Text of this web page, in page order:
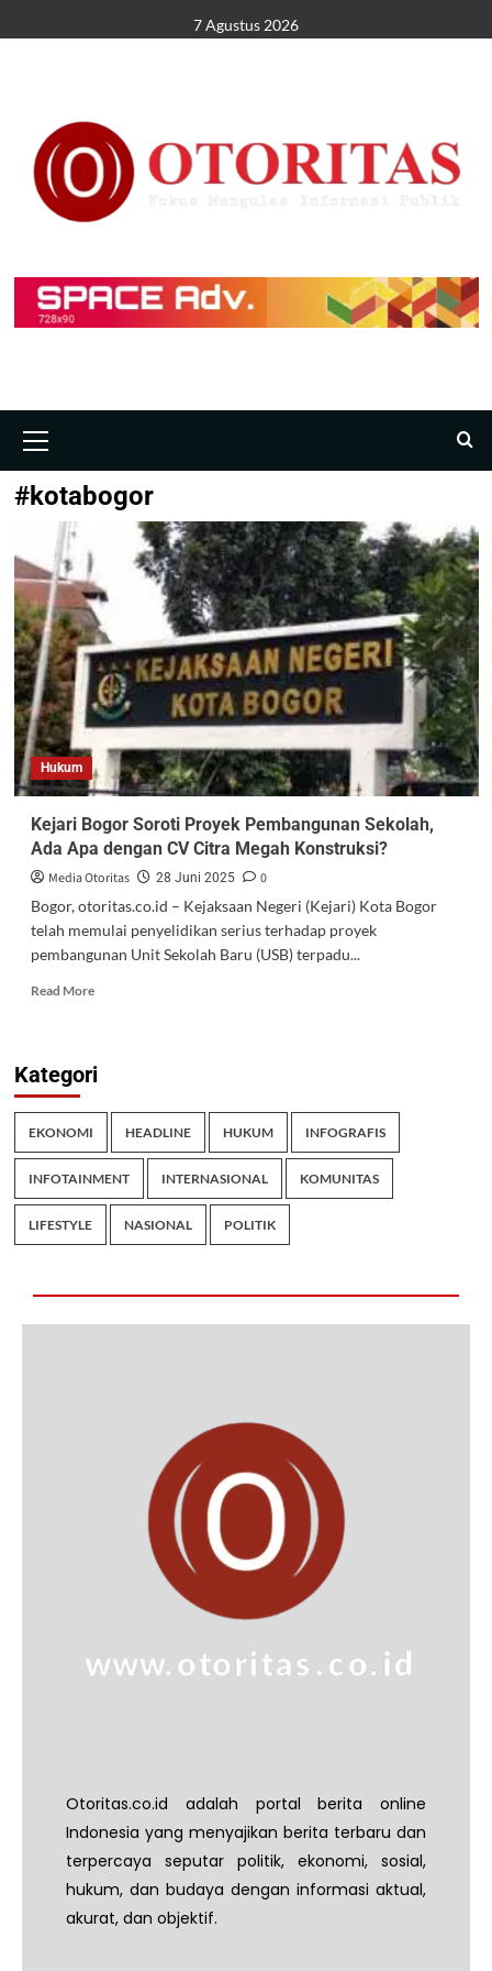
7 Agustus 2026
#kotabogor
Hukum
Kejari Bogor Soroti Proyek Pembangunan Sekolah,
Ada Apa dengan CV Citra Megah Konstruksi?
Media Otoritas 28 Juni 2025
0
Bogor, otoritas.co.id – Kejaksaan Negeri (Kejari) Kota Bogor
telah memulai penyelidikan serius terhadap proyek
pembangunan Unit Sekolah Baru (USB) terpadu...
Read More
Kategori
EKONOMI HEADLINE HUKUM INFOGRAFIS
INFOTAINMENT INTERNASIONAL KOMUNITAS
LIFESTYLE NASIONAL POLITIK
Otoritas.co.id adalah portal berita online
Indonesia yang menyajikan berita terbaru dan
terpercaya seputar politik, ekonomi, sosial,
hukum, dan budaya dengan informasi aktual,
akurat, dan objektif.